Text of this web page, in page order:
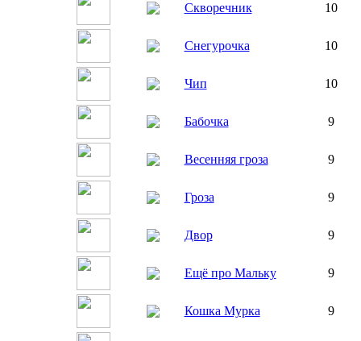
Скворечник 10
Снегурочка 10
Чип 10
Бабочка 9
Весенняя гроза 9
Гроза 9
Двор 9
Ещё про Мальку 9
Кошка Мурка 9